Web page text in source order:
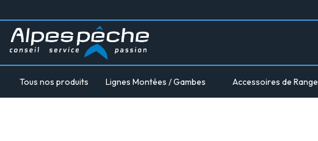
Tous nos produits Lignes Montées / Gambes Accessoires de